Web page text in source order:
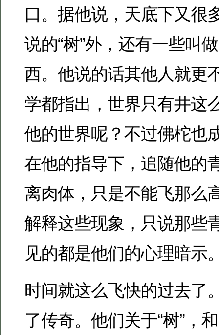
口。据他说，天底下又很
说的“树”外，还有一些叫
西。他说的话其他人就更
学都指出，世界只有井这
他的世界呢？不过佛柁也
在他的指导下，追随他的
离肉体，只是不能飞那么
解释这些现象，只说那些
见的都是他们的心理暗示
时间就这么飞快的过去了
了传奇。他们关于“树”，